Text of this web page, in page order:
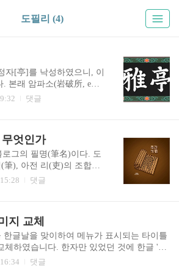
도필리 (4)
자[亭]를 낙성하였으니, 이
본래 암파소(岩破所, emp
公德武]의 생전 거처가 있
초6일에 운암 이공이 졸
)인 경재(景齋) 이공[李公
렀고, 을유년 7월 28일에
었다. 그러나 초가 주위
끝에 면남방담(..
댓글
엇인가
그의 필명(筆名)이다. 도
筆), 아전 리(吏)의 조합이
보급되기 이전에 동양에
다. 멀고 먼 옛날 시대를
람이라면, 혹은 삼국지
람이라면 위 이미지와 비
본 기억이 있을 것이다. 이
댓글
지 교체
한글날을 맞이하여 메뉴가 표시되는 타이틀
체하였습니다. 한자만 있었던 것에 한글 '아
추가한 것. 올리는 글에서 한자를 많이 썼
댓글